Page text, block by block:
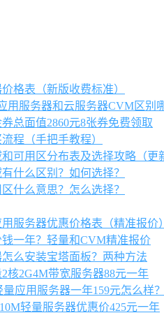
格表（新版收费标准）
用服务器和云服务器CVM区别
总面值2860元8张券免费领取
程（手把手教程）
可用区分布表及选择攻略（更
什么区别？如何选择？
什么意思？怎么选择？
服务器优惠价格表（精准报价）
一年？轻量和CVM精准报价
么安装宝塔面板？两种方法
核2G4M带宽服务器88元一年
应用服务器一年159元怎么样？
轻量服务器优惠价425元一年